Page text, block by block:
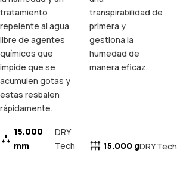
tratamiento
repelente al agua
libre de agentes
químicos que
impide que se
acumulen gotas y
estas resbalen
rápidamente.
15.000
mm
DRY
Tech
transpirabilidad de
primera y
gestiona la
humedad de
manera eficaz.
15.000 gDRY Tech